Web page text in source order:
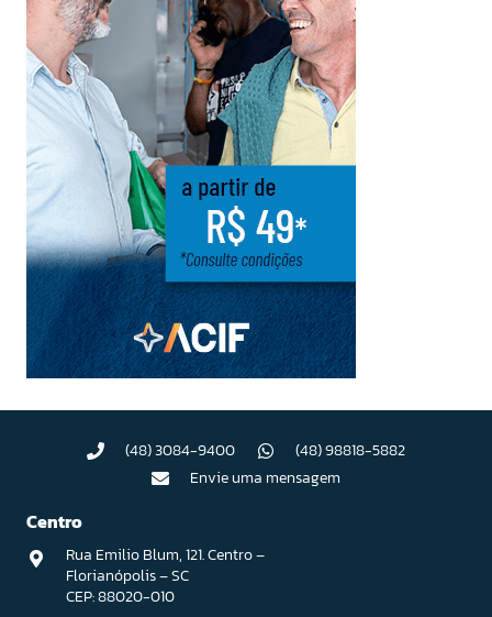
(48) 3084-9400
(48) 98818-5882
Envie uma mensagem
Centro
Rua Emilio Blum, 121. Centro –
Florianópolis – SC
CEP: 88020-010